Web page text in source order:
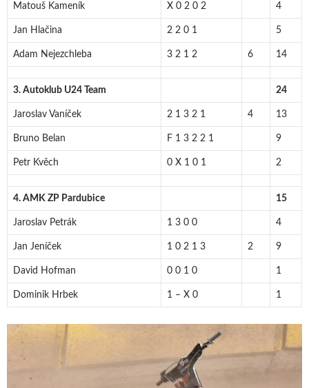
Matouš Kameník X 0 2 0 2 4
Jan Hlačina 2 2 0 1 5
Adam Nejezchleba 3 2 1 2 6 14
3. Autoklub U24 Team 24
Jaroslav Vaníček 2 1 3 2 1 4 13
Bruno Belan F 1 3 2 2 1 9
Petr Kvěch 0 X 1 0 1 2
4. AMK ZP Pardubice 15
Jaroslav Petrák 1 3 0 0 4
Jan Jeníček 1 0 2 1 3 2 9
David Hofman 0 0 1 0 1
Dominik Hrbek 1 – X 0 1